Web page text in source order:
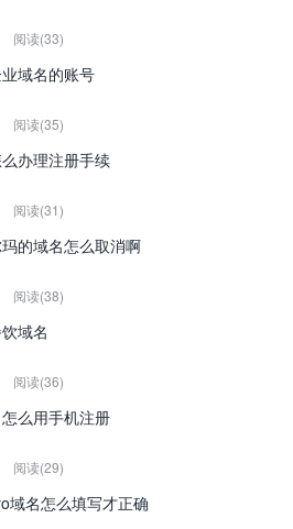
阅读(33)
域名的账号
阅读(35)
办理注册手续
阅读(31)
的域名怎么取消啊
阅读(38)
域名
阅读(36)
么用手机注册
阅读(29)
域名怎么填写才正确